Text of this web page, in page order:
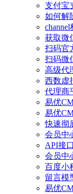
支付宝
如何解
获取微
扫码官
扫码微
高级代
西数虚
代理商
易优
易优
快速彻
会员中
API接
会员中
百度小
留言模
易优